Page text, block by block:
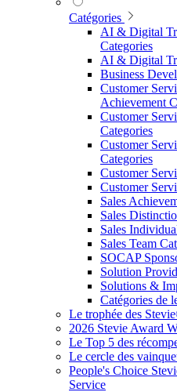
Catégories
AI & Digital
Categories
AI & Digital
Business
Customer
Achievement
Customer
Categories
Customer
Categories
Customer
Customer
Sales
Sales
Sales
Sales Team
SOCAP
Solution
Solutions &
Catégories de
Le trophée des
2026 Stevie Award
Le Top 5 des
Le cercle des
People's Choice
Service